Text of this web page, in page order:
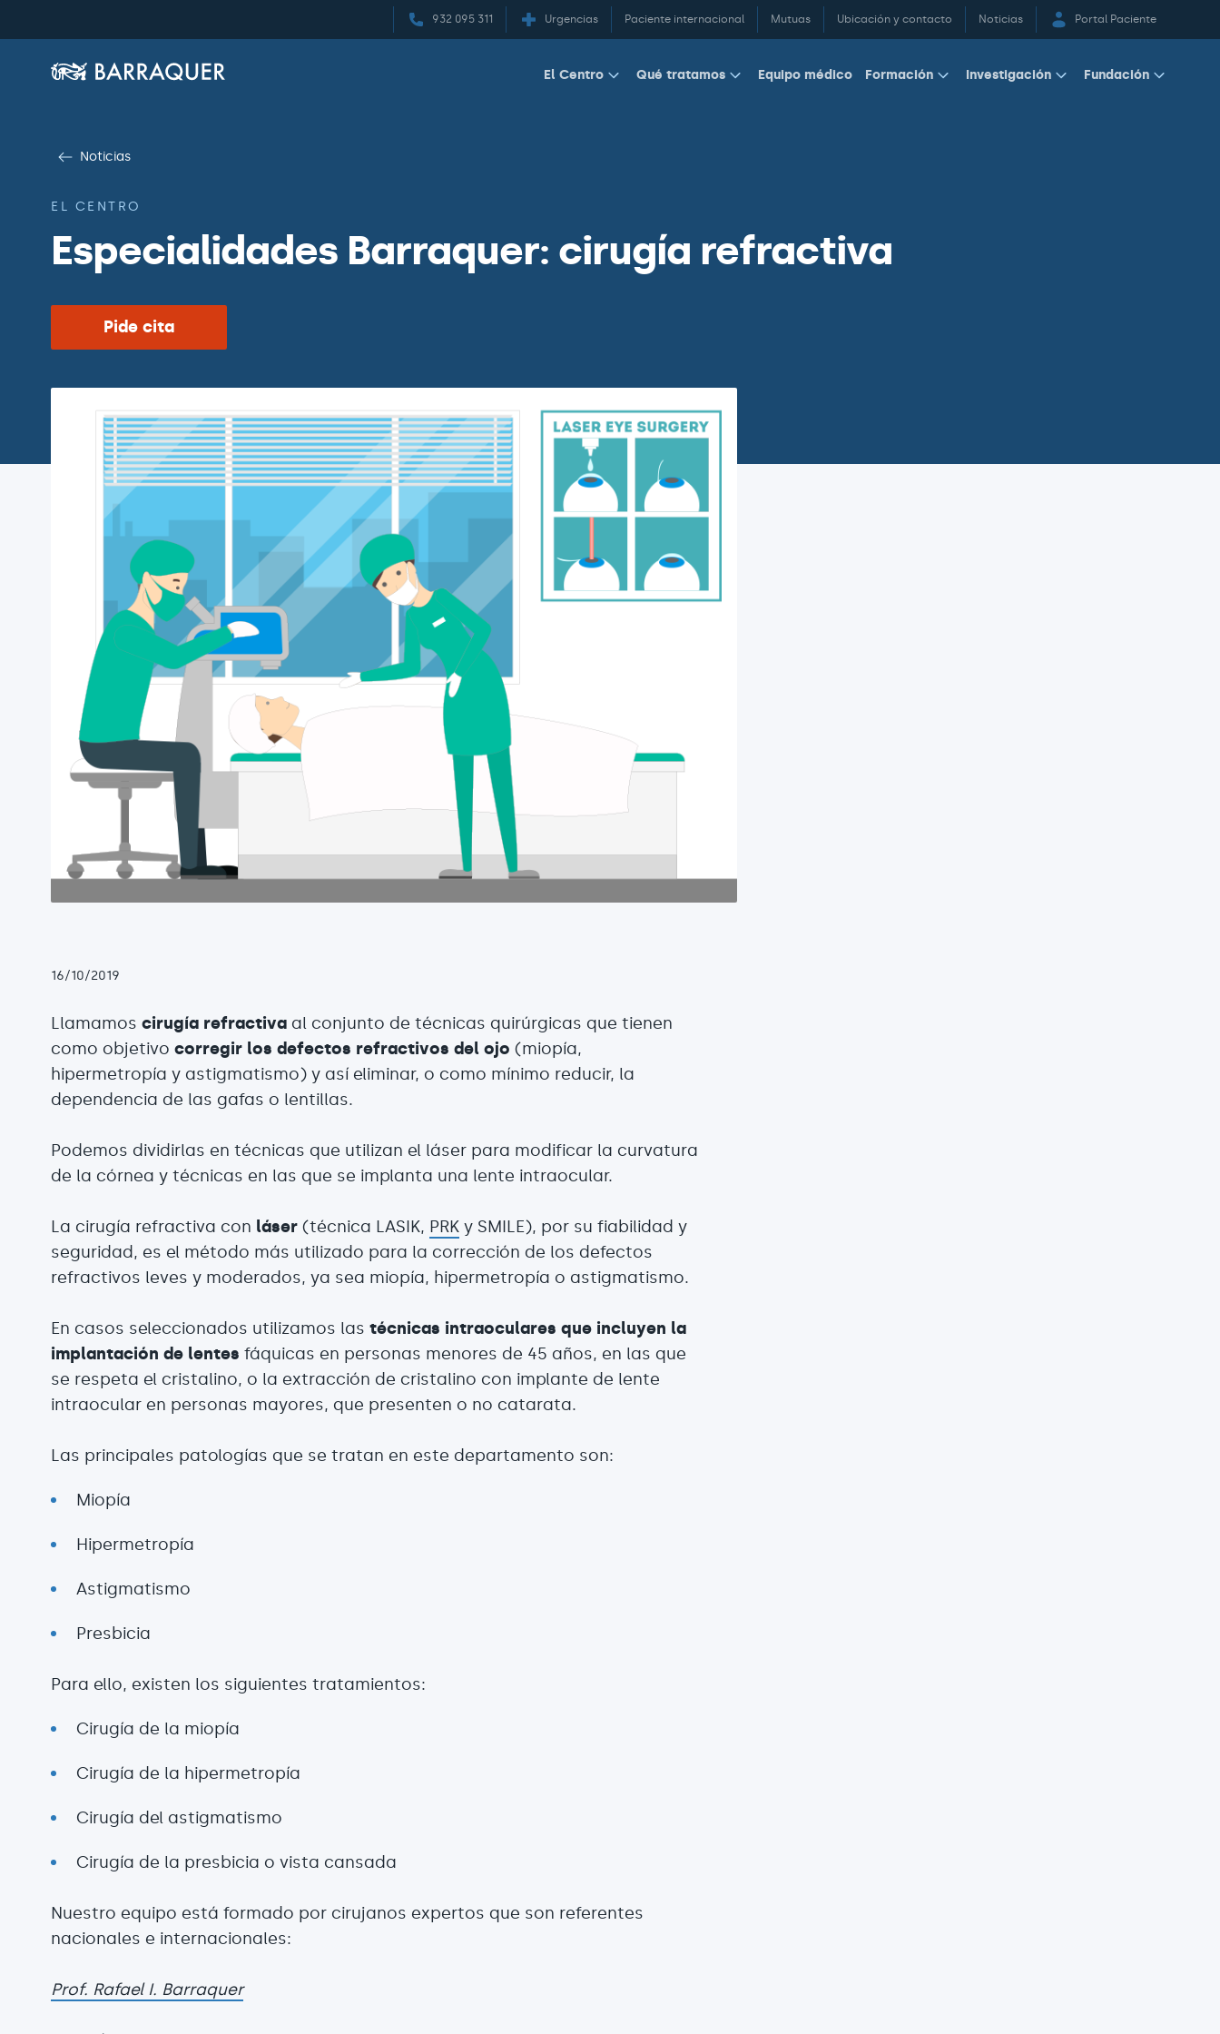
932 095 311 Urgencias Paciente internacional Mutuas Ubicación y contacto Noticias Portal Paciente
El Centro Qué tratamos Equipo médico Formación Investigación Fundación
Noticias
EL CENTRO
Especialidades Barraquer: cirugía refractiva
Pide cita
16/10/2019
Llamamoscirugía refractiva al conjunto de técnicas quirúrgicas que tienen
como objetivocorregir los defectos refractivos del ojo (miopía,
hipermetropía y astigmatismo) y así eliminar, o como mínimo reducir, la
dependencia de las gafas o lentillas.
Podemos dividirlas en técnicas que utilizan el láser para modificar la curvatura
de la córnea y técnicas en las que se implanta una lente intraocular.
La cirugía refractiva con láser (técnica LASIK, PRK y SMILE), por su fiabilidad y
seguridad, es el método más utilizado para la corrección de los defectos
refractivos leves y moderados, ya sea miopía, hipermetropía o astigmatismo.
En casos seleccionados utilizamos lastécnicas intraoculares que incluyen la
implantación de lentes fáquicas en personas menores de 45 años, en las que
se respeta el cristalino, o la extracción de cristalino con implante de lente
intraocular en personas mayores, que presenten o no catarata.
Las principales patologías que se tratan en este departamento son:
Miopía
Hipermetropía
Astigmatismo
Presbicia
Para ello, existen los siguientes tratamientos:
Cirugía de la miopía
Cirugía de la hipermetropía
Cirugía del astigmatismo
Cirugía de la presbicia o vista cansada
Nuestro equipo está formado por cirujanos expertos que son referentes
nacionales e internacionales:
Prof. Rafael I. Barraquer